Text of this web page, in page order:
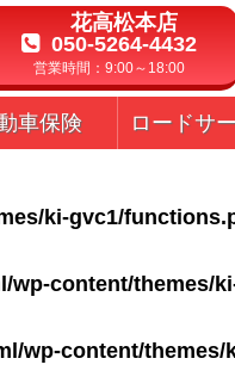
花高松本店
050-5264-4432
営業時間：9:00～18:00
車保険 ロードサ
ki-gvc1/
content/themes/
wp-content/